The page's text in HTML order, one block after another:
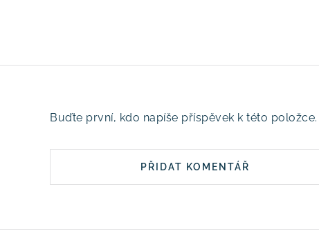
Buďte první, kdo napíše příspěvek k této položce.
PŘIDAT KOMENTÁŘ